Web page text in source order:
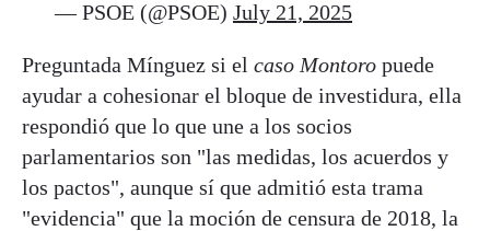
— PSOE (@PSOE) July 21, 2025
Preguntada Mínguez si el caso Montoro puede
ayudar a cohesionar el bloque de investidura, ella
respondió que lo que une a los socios
parlamentarios son "las medidas, los acuerdos y
los pactos", aunque sí que admitió esta trama
"evidencia" que la moción de censura de 2018, la